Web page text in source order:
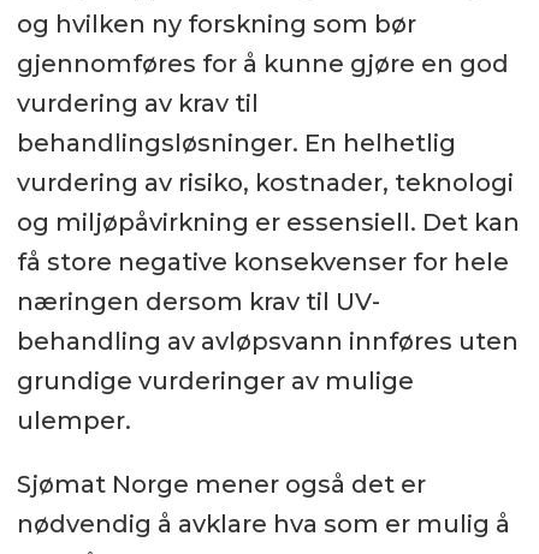
og hvilken ny forskning som bør
gjennomføres for å kunne gjøre en god
vurdering av krav til
behandlingsløsninger. En helhetlig
vurdering av risiko, kostnader, teknologi
og miljøpåvirkning er essensiell. Det kan
få store negative konsekvenser for hele
næringen dersom krav til UV-
behandling av avløpsvann innføres uten
grundige vurderinger av mulige
ulemper.
Sjømat Norge mener også det er
nødvendig å avklare hva som er mulig å